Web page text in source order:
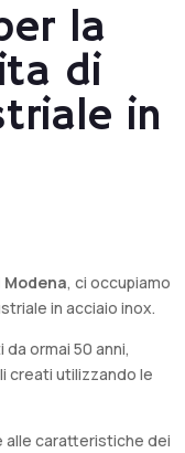
la
di
in
, ci occupiamo
in acciaio inox.
ormai 50 anni,
creati utilizzando le
alle caratteristiche dei